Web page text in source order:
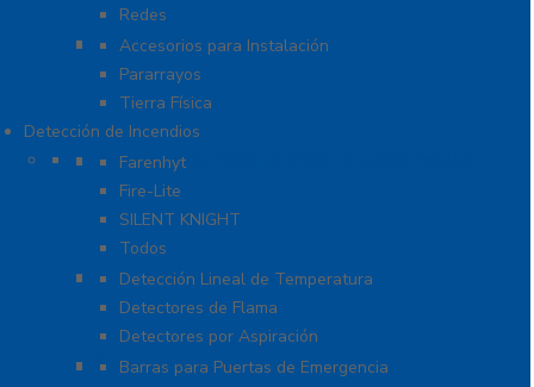
Redes
Tierra Física y Pararrayos
Accesorios para Instalación
Pararrayos
Tierra Física
Detección de Incendios
Accesorios y Dispositivos Direccionables
Farenhyt
Fire-Lite
SILENT KNIGHT
Todos
Aplicaciones Especiales
Detección Lineal de Temperatura
Detectores de Flama
Detectores por Aspiración
Sistemas de Emergencia
Barras para Puertas de Emergencia